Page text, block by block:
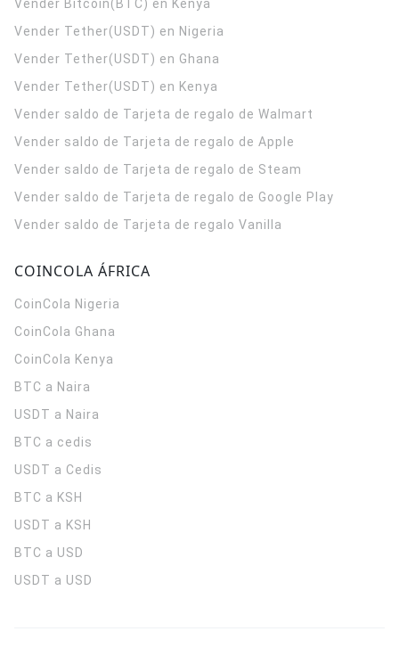
Vender Bitcoin(BTC) en Kenya
Vender Tether(USDT) en Nigeria
Vender Tether(USDT) en Ghana
Vender Tether(USDT) en Kenya
Vender saldo de Tarjeta de regalo de Walmart
Vender saldo de Tarjeta de regalo de Apple
Vender saldo de Tarjeta de regalo de Steam
Vender saldo de Tarjeta de regalo de Google Play
Vender saldo de Tarjeta de regalo Vanilla
COINCOLA ÁFRICA
CoinCola Nigeria
CoinCola Ghana
CoinCola Kenya
BTC a Naira
USDT a Naira
BTC a cedis
USDT a Cedis
BTC a KSH
USDT a KSH
BTC a USD
USDT a USD